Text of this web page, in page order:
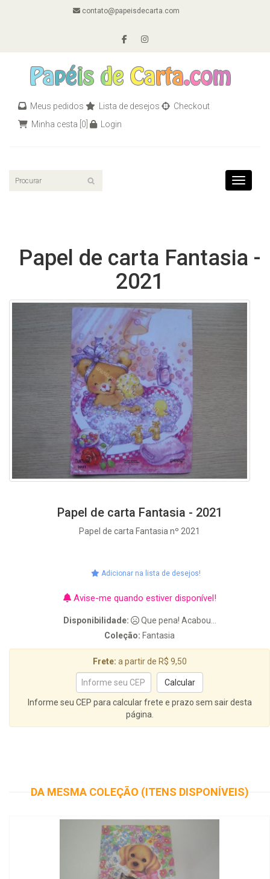
contato@papeisdecarta.com
Meus pedidos Lista de desejos
Checkout
Minha cesta [0] Login
Toggle
Papel de carta Fantasia -
2021
Papel de carta Fantasia - 2021
Papel de carta Fantasia nº 2021
Adicionar na lista de desejos!
Avise-me quando estiver disponível!
Disponibilidade:
Que pena! Acabou...
Coleção: Fantasia
Frete: a partir de R$ 9,50
Informe seu CEP para calcular frete e prazo sem sair desta
página.
DA MESMA COLEÇÃO (ITENS DISPONÍVEIS)